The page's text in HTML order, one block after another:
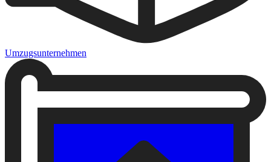
Umzugsunternehmen